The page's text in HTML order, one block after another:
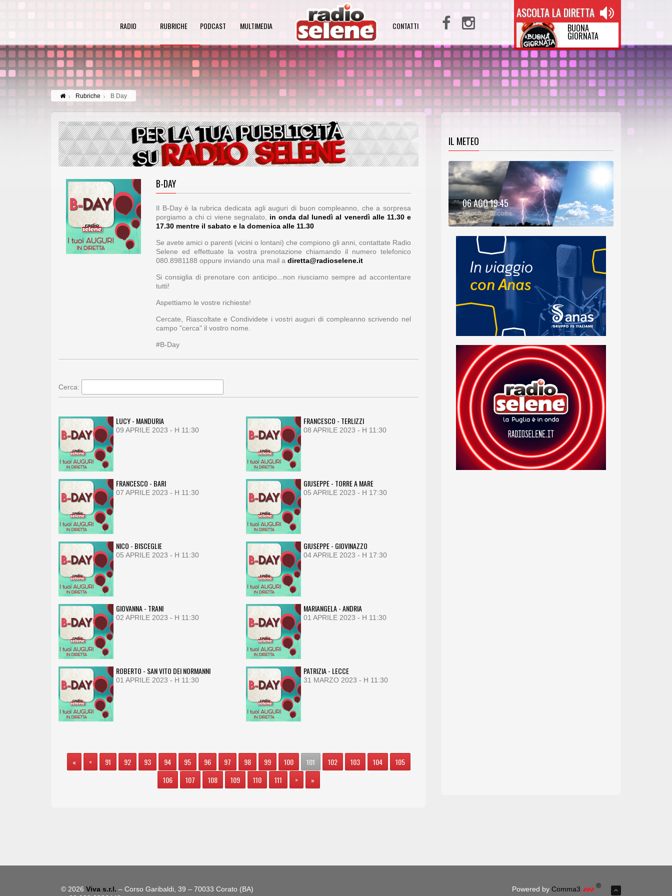
RADIO RUBRICHE PODCAST MULTIMEDIA CONTATTI
ASCOLTA LA DIRETTA
BUONA
GIORNATA
Rubriche B Day
B-DAY
Il B-Day è la rubrica dedicata agli auguri di buon compleanno, che a sorpresa
porgiamo a chi ci viene segnalato, in ondadal lunedì al venerdì alle 11.30 e
17.30 mentre il sabato e la domenica alle 11.30
Se avete amici o parenti (vicini o lontani) che compiono gli anni, contattate Radio
Selene ed effettuate la vostra prenotazione chiamando il numero telefonico
080.8981188 oppure inviando una mail a diretta@radioselene.it
Si consiglia di prenotare con anticipo...non riusciamo sempre ad accontentare
tutti!
Aspettiamo le vostre richieste!
Cercate, Riascoltate e Condividete i vostri auguri di compleanno scrivendo nel
campo "cerca" il vostro nome.
#B-Day
Cerca:
LUCY - MANDURIA
09 APRILE 2023 - H 11:30
FRANCESCO - TERLIZZI
08 APRILE 2023 - H 11:30
FRANCESCO - BARI
07 APRILE 2023 - H 11:30
GIUSEPPE - TORRE A MARE
05 APRILE 2023 - H 17:30
NICO - BISCEGLIE
05 APRILE 2023 - H 11:30
GIUSEPPE - GIOVINAZZO
04 APRILE 2023 - H 17:30
GIOVANNA - TRANI
02 APRILE 2023 - H 11:30
MARIANGELA - ANDRIA
01 APRILE 2023 - H 11:30
ROBERTO - SAN VITO DEI NORMANNI
01 APRILE 2023 - H 11:30
PATRIZIA - LECCE
31 MARZO 2023 - H 11:30
« < 91 92 93 94 95 96 97 98 99 100 101 102 103 104
105
106
107 108 109 110 111 > »
IL METEO
06 AGO 19:45
Clicca e ascolta
METEO:
00:00
00:27
© 2026 Viva s.r.l. – Corso Garibaldi, 39 – 70033 Corato (BA)
Powered by Comma3 ®